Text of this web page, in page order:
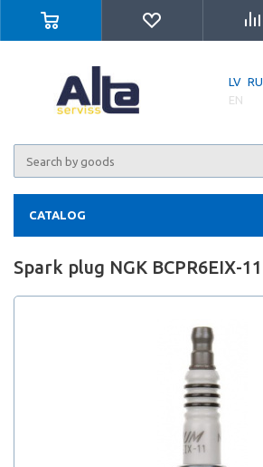
LV RU
EN
CATALOG
Spark plug NGK BCPR6EIX-11